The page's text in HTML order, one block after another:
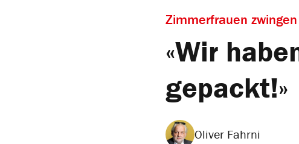
Zimmerfrauen
«Wir
gepackt!»
Oliver Fahrni